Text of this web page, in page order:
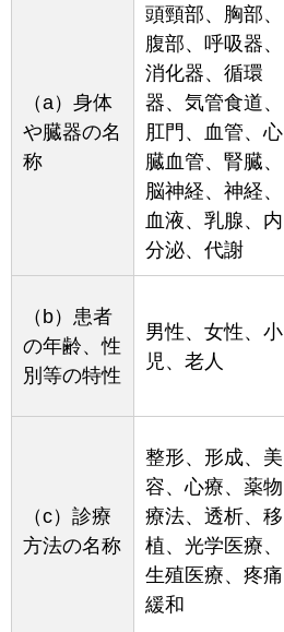
（a）身体
や臓器の名
称
頭頸部、胸部、
腹部、呼吸器、
消化器、循環
器、気管食道、
肛門、血管、心
臓血管、腎臓、
脳神経、神経、
血液、乳腺、内
分泌、代謝
（b）患者
の年齢、性
別等の特性
男性、女性、小
児、老人
（c）診療
方法の名称
整形、形成、美
容、心療、薬物
療法、透析、移
植、光学医療、
生殖医療、疼痛
緩和